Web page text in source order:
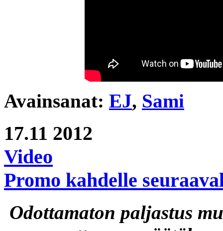
Avainsanat: EJ, Sami
17.11 2012
Video
Promo kahdelle
Odottamaton paljastus